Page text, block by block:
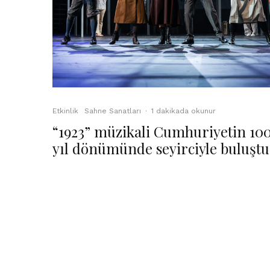
Etkinlik Sahne Sanatları · 1 dakikada okunur
“1923” müzikali Cumhuriyetin
yıl dönümünde seyirciyle buluştu